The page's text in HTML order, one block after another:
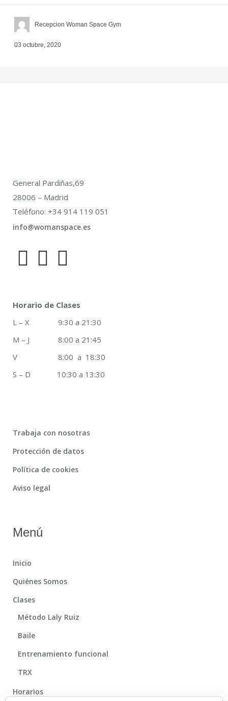
Recepcion Woman Space Gym
03 octubre, 2020
General Pardiñas,69
28006 – Madrid
Teléfono: +34 914 119 051
info@womanspace.es
Horario de Clases
L – X 9:30 a 21:30
M – J 8:00 a 21:45
V 8:00 a 18:30
S – D 10:30 a 13:30
Trabaja con nosotras
Protección de datos
Política de cookies
Aviso legal
Menú
Inicio
Quiénes Somos
Clases
Método Laly Ruiz
Baile
Entrenamiento funcional
TRX
Horarios